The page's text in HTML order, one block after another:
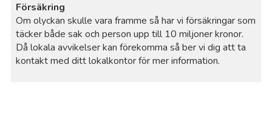
Försäkring
Om olyckan skulle vara framme så har vi försäkringar som
täcker både sak och person upp till 10 miljoner kronor.
Då lokala avvikelser kan förekomma så ber vi dig att ta
kontakt med ditt lokalkontor för mer information.